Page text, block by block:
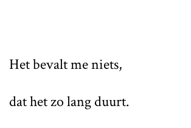
Het bevalt me niets,
dat het zo lang duurt.